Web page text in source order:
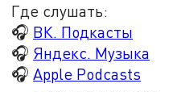
Где слушать:
🎧 ВК. Подкасты
🎧 Яндекс. Музыка
🎧 Apple Podcasts